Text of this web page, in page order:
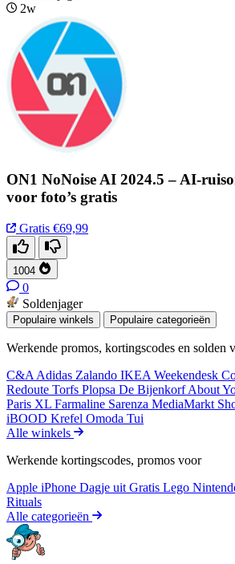
2w
ON1 NoNoise AI 2024.5 – AI-
voor foto’s gratis
Gratis €69,99
1004
0
Soldenjager
Populaire winkels Populaire categorieën
Werkende promos, kortingscodes en solden
C&A Adidas Zalando IKEA Weekendesk
Redoute Torfs Plopsa De BijenkorfAbout
Paris XL Farmaline Sarenza MediaMarkt
iBOOD Krefel Omoda Tui
Alle winkels
Werkende kortingscodes, promos voor
Apple iPhone Dagje uit Gratis Lego
Rituals
Alle categorieën